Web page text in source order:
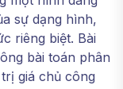
sự dạng hình,
riêng biệt. Bài
bài toán phân
giá chủ công